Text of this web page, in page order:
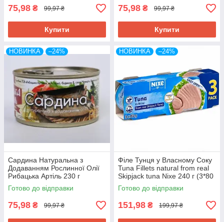
75,98 ₴ 99,97 ₴
Купити
75,98 ₴ 99,97 ₴
Купити
НОВИНКА –24%
Сардина Натуральна з
Додаванням Рослинної Олії
Рибацька Артiль 230 г
Україна
Готово до відправки
75,98 ₴ 99,97 ₴
НОВИНКА –24%
Філе Тунця у Власному Соку
Tuna Fillets natural from real
Skipjack tuna Nixe 240 г (3*80
г) Німеччина
Готово до відправки
151,98 ₴ 199,97 ₴